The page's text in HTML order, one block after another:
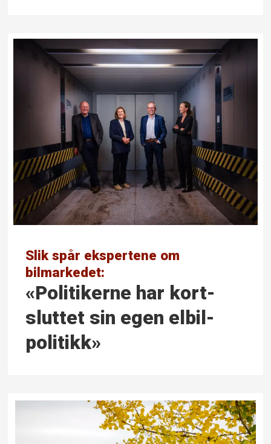
Slik spår ekspertene om
bilmarkedet:
«Politikerne har kort­­
sluttet sin egen elbil­
politikk»